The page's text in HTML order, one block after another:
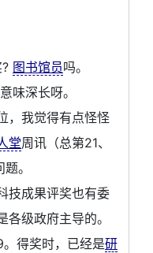
图书馆员吗。
味深长呀。
，我觉得有点怪怪
堂周讯（总第21、
。
技成果评奖也有委
级政府主导的。
得奖时，已经是研